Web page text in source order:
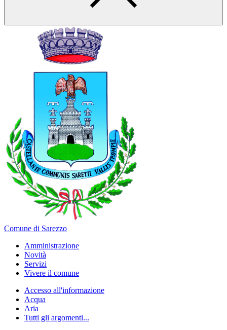
Comune di Sarezzo
Amministrazione
Novità
Servizi
Vivere il comune
Accesso all'informazione
Acqua
Aria
Tutti gli argomenti...